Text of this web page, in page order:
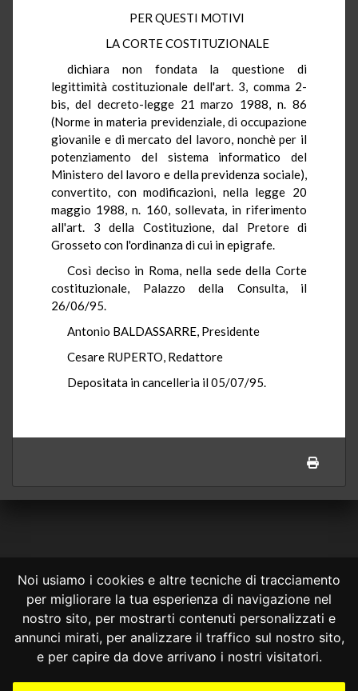
Noi usiamo i cookies e altre tecniche di tracciamento
per migliorare la tua esperienza di navigazione nel
nostro sito, per mostrarti contenuti personalizzati e
annunci mirati, per analizzare il traffico sul nostro sito,
e per capire da dove arrivano i nostri visitatori.
PER QUESTI MOTIVI
LA CORTE COSTITUZIONALE
dichiara non fondata la questione di
legittimità costituzionale dell'art. 3, comma 2-
bis, del decreto-legge 21 marzo 1988, n. 86
(Norme in materia previdenziale, di occupazione
giovanile e di mercato del lavoro, nonchè per il
potenziamento del sistema informatico del
Ministero del lavoro e della previdenza sociale),
convertito, con modificazioni, nella legge 20
maggio 1988, n. 160, sollevata, in riferimento
all'art. 3 della Costituzione, dal Pretore di
Grosseto con l'ordinanza di cui in epigrafe.
Così deciso in Roma, nella sede della Corte
costituzionale, Palazzo della Consulta, il
26/06/95.
Antonio BALDASSARRE, Presidente
Cesare RUPERTO, Redattore
Depositata in cancelleria il 05/07/95.
CONSULTA ONLINE DAL 1995 -NOTE LEGALI
Consulta OnLine non ha prodotto e non è responsabile per i contenuti e
le informazioni legali di siti collegati.
costituisce una relazione di consulenza legale.